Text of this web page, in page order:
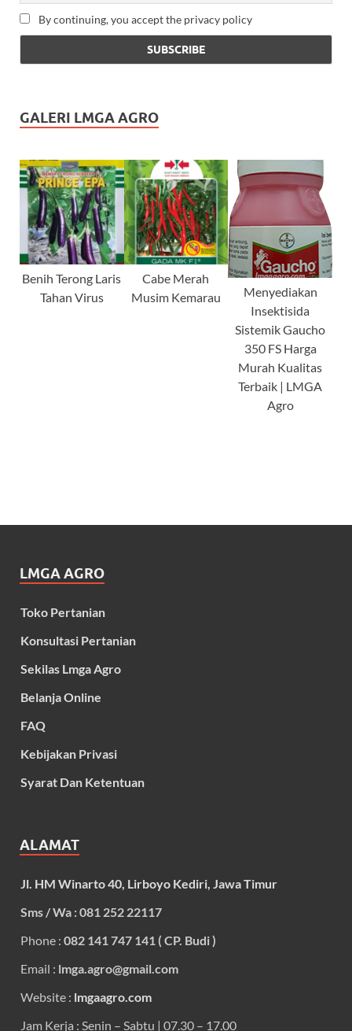
By continuing, you accept the privacy policy
GALERI LMGA AGRO
Benih Terong Laris
Tahan Virus
Cabe Merah
Musim Kemarau
Menyediakan
Insektisida
Sistemik Gaucho
350 FS Harga
Murah Kualitas
Terbaik | LMGA
Agro
LMGA AGRO
Toko Pertanian
Konsultasi Pertanian
Sekilas Lmga Agro
Belanja Online
FAQ
Kebijakan Privasi
Syarat Dan Ketentuan
ALAMAT
Jl. HM Winarto 40, Lirboyo Kediri, Jawa Timur
Sms / Wa : 081 252 22117
Phone : 082 141 747 141 ( CP. Budi )
Email : lmga.agro@gmail.com
Website : lmgaagro.com
Jam Kerja : Senin – Sabtu | 07.30 – 17.00